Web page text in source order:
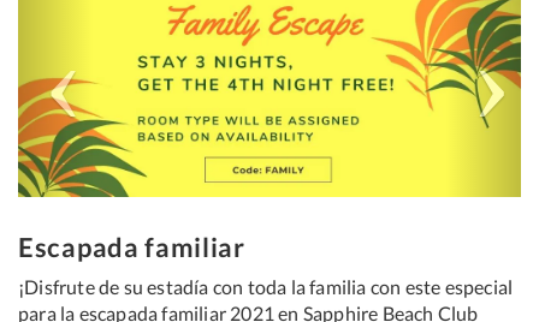
Next
Escapada familiar
¡Disfrute de su estadía con toda la familia con este especial
para la escapada familiar 2021 en Sapphire Beach Club